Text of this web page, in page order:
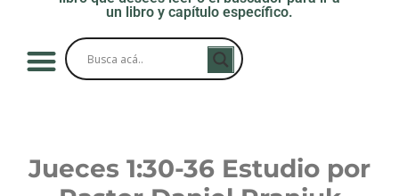
un libro y capítulo específico.
Jueces 1:30-36 Estudio por